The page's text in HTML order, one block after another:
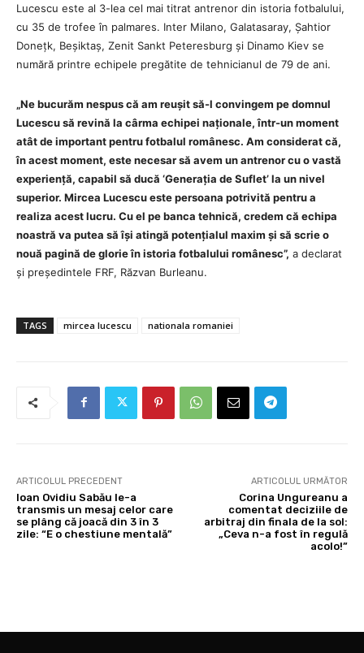
Lucescu este al 3-lea cel mai titrat antrenor din istoria fotbalului,
cu 35 de trofee în palmares. Inter Milano, Galatasaray, Șahtior
Donețk, Beșiktaș, Zenit Sankt Peteresburg și Dinamo Kiev se
numără printre echipele pregătite de tehnicianul de 79 de ani.
„Ne bucurăm nespus că am reușit să-l convingem pe domnul
Lucescu să revină la cârma echipei naționale, într-un moment
atât de important pentru fotbalul românesc. Am considerat că,
în acest moment, este necesar să avem un antrenor cu o vastă
experiență, capabil să ducă ‘Generația de Suflet’ la un nivel
superior. Mircea Lucescu este persoana potrivită pentru a
realiza acest lucru. Cu el pe banca tehnică, credem că echipa
noastră va putea să își atingă potențialul maxim și să scrie o
nouă pagină de glorie în istoria fotbalului românesc”, a declarat
și președintele FRF, Răzvan Burleanu.
TAGS mircea lucescu nationala romaniei
ARTICOLUL PRECEDENT
Ioan Ovidiu Sabău le-a
transmis un mesaj celor care
se plâng că joacă din 3 în 3
zile: “E o chestiune mentală”
ARTICOLUL URMĂTOR
Corina Ungureanu a
comentat deciziile de
arbitraj din finala de la sol:
„Ceva n-a fost în regulă
acolo!”